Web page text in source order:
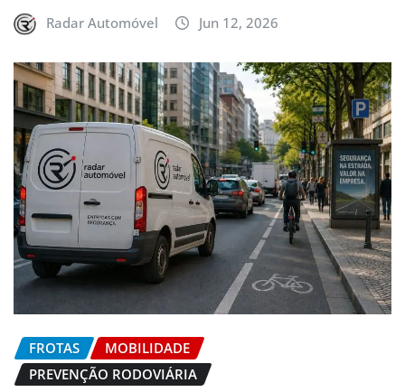
Radar Automóvel Jun 12, 2026
FROTAS
MOBILIDADE
PREVENÇÃO RODOVIÁRIA